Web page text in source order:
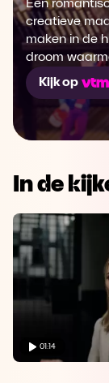
Een
creatieve
maken in de
droom
Kijk op
In de
01:14